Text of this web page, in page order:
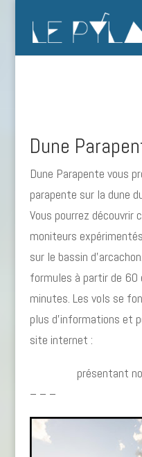
Dune
Dune Parapente vous
parapente sur la dune
Vous pourrez
moniteurs
sur le bassin
formules à partir de 60
minutes. Les vols se
plus d’informations et
site internet :
présentant
– – –